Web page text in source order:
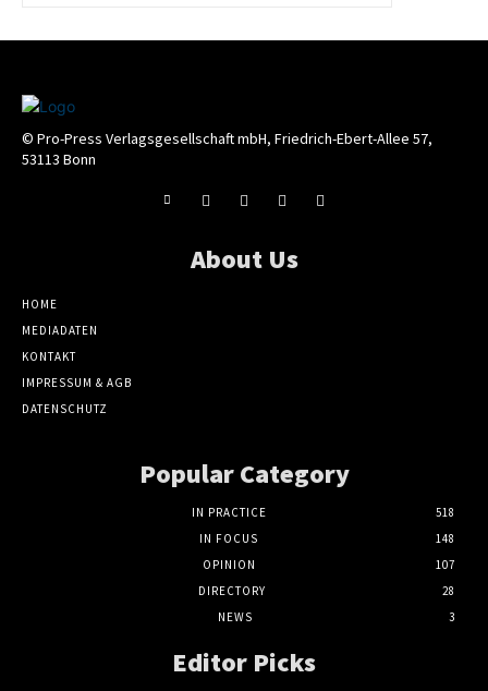
© Pro-Press Verlagsgesellschaft mbH, Friedrich-Ebert-Allee 57,
53113 Bonn
About Us
HOME
MEDIADATEN
KONTAKT
IMPRESSUM & AGB
DATENSCHUTZ
Popular Category
IN PRACTICE
518
IN FOCUS
148
OPINION
107
DIRECTORY
28
NEWS
3
Editor Picks